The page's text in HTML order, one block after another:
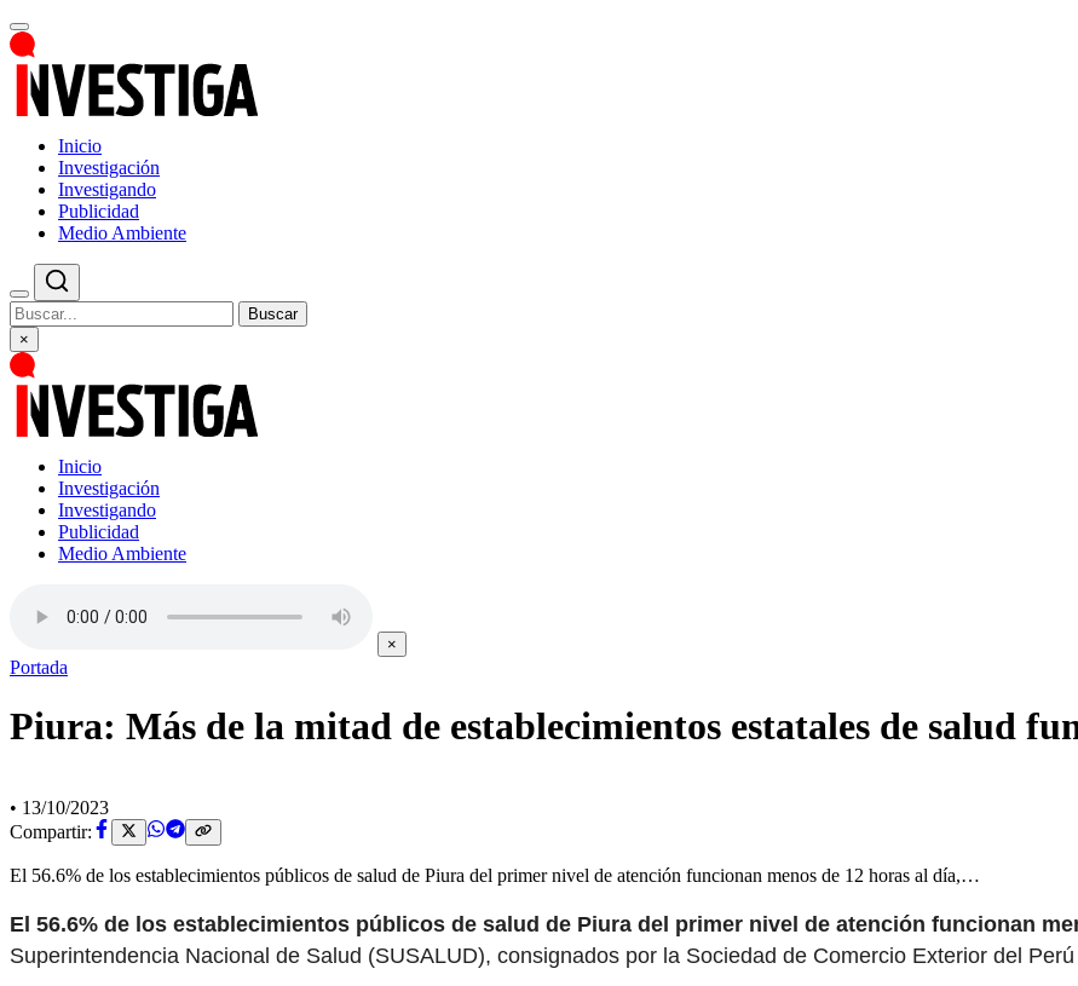
Inicio
Investigación
Investigando
Publicidad
Medio Ambiente
Buscar
×
Inicio
Investigación
Investigando
Publicidad
Medio Ambiente
×
Portada
Piura: Más de la mitad de establecimientos estatales de salud
• 13/10/2023
Compartir:
El 56.6% de los establecimientos públicos de salud de Piura del primer nivel de atención funcionan menos de 12 horas al día,…
El 56.6% de los establecimientos públicos de salud de Piura del primer nivel de atención funcionan
Superintendencia Nacional de Salud (SUSALUD), consignados por la Sociedad de Comercio Exterior del